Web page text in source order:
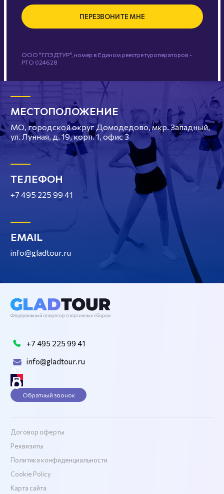
ПЕРЕЗВОНИТЕ МНЕ
ООО "ГЛЭДТУР", номер в Едином реестре туроператоров -
РТО 024628
МЕСТОПОЛОЖЕНИЕ
МО, городской округ Домодедово, мкр. Западный,
ул. Лунная, д. 19, корп. 1, офис 3
ТЕЛЕФОН
+7 495 225 99 41
EMAIL
info@gladtour.ru
+7 495 225 99 41
info@gladtour.ru
Обратный звонок
Договор оферты
Реквизиты
Политика конфиденциальности
Cookie Policy
Карта сайта